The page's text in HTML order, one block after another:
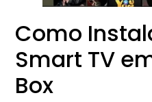
Como
Smart TV
Box